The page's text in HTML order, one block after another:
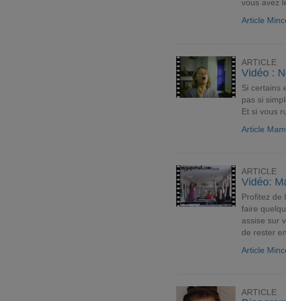
vous avez
Article
ARTICLE
Vidéo :
Si certains
pas si
Et si vous
Article
ARTICLE
Vidéo:
Profitez de
faire
assise sur
de rester
Article
ARTICLE